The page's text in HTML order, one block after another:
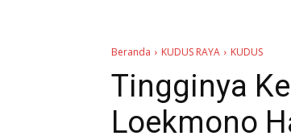
Beranda KUDUS RAYA KUDUS
Tingginya
Loekmono